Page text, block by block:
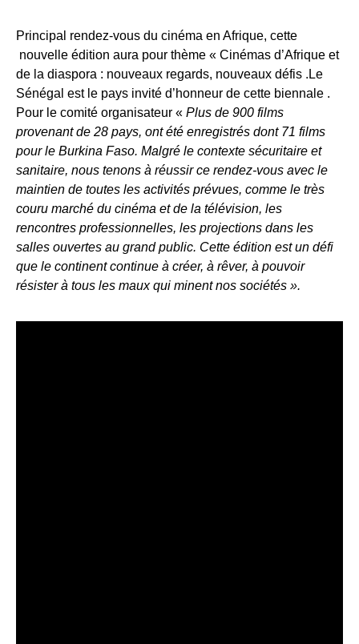
Principal rendez-vous du cinéma en Afrique, cette
nouvelle édition aura pour thème « Cinémas d’Afrique et
de la diaspora : nouveaux regards, nouveaux défis .Le
Sénégal est le pays invité d’honneur de cette biennale .
Pour le comité organisateur « Plus de 900 films
provenant de 28 pays, ont été enregistrés dont 71 films
pour le Burkina Faso. Malgré le contexte sécuritaire et
sanitaire, nous tenons à réussir ce rendez-vous avec le
maintien de toutes les activités prévues, comme le très
couru marché du cinéma et de la télévision, les
rencontres professionnelles, les projections dans les
salles ouvertes au grand public. Cette édition est un défi
que le continent continue à créer, à rêver, à pouvoir
résister à tous les maux qui minent nos sociétés ».